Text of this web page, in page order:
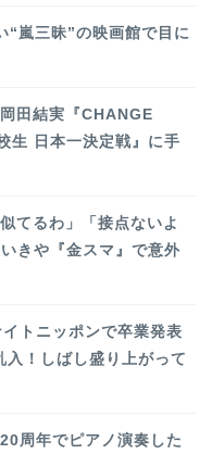
“嵐三昧”の映画館で目に
田結実『CHANGE
生 日本一決定戦』に手
てるわ」「接点ないよ
きや『金スマ』で意外
トニッポンで卒業発表
！しばし盛り上がって
周年でピアノ演奏した